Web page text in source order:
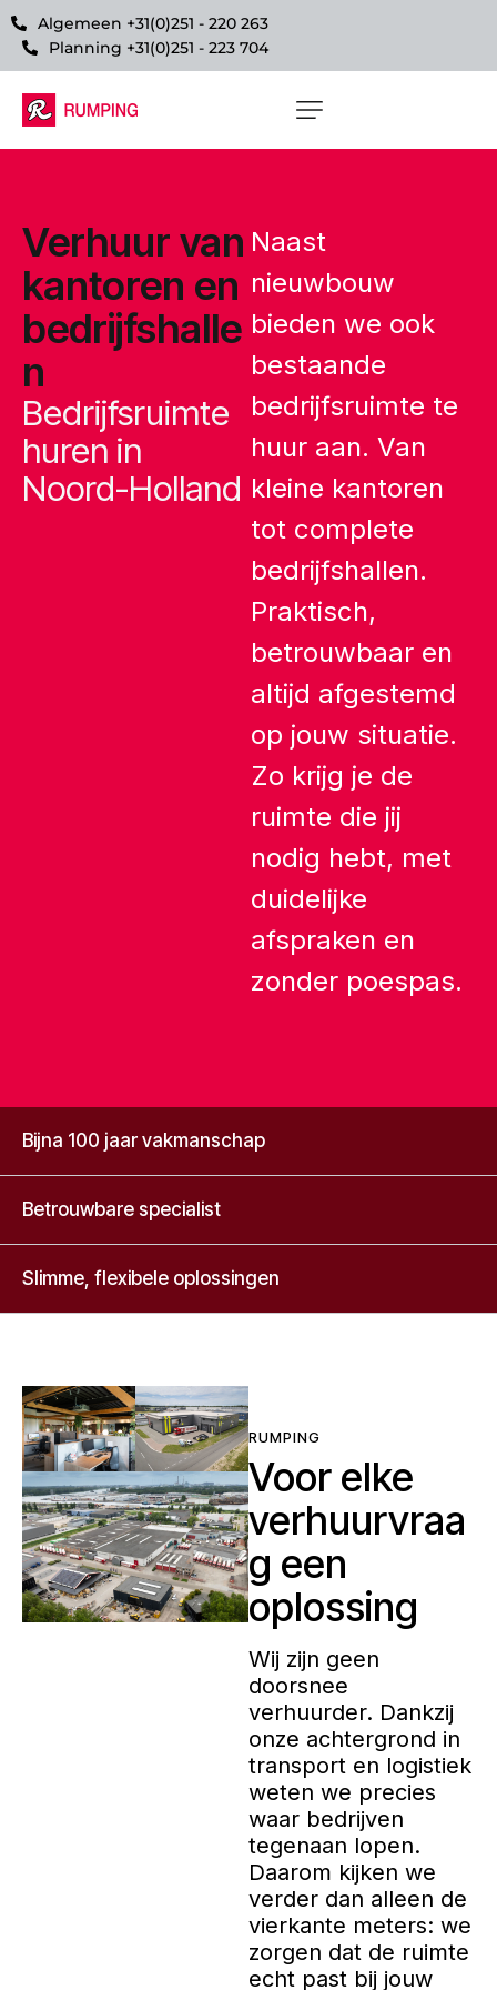
Algemeen +31(0)251 - 220 263
Planning +31(0)251 - 223 704
Verhuur van
kantoren en
bedrijfshalle
n
Bedrijfsruimte
huren in
Noord-Holland
Naast
nieuwbouw
bieden we ook
bestaande
bedrijfsruimte te
huur aan. Van
kleine kantoren
tot complete
bedrijfshallen.
Praktisch,
betrouwbaar en
altijd afgestemd
op jouw situatie.
Zo krijg je de
ruimte die jij
nodig hebt, met
duidelijke
afspraken en
zonder poespas.
Bijna 100 jaar vakmanschap
Betrouwbare specialist
Slimme, flexibele oplossingen
RUMPING
Voor elke
verhuurvraa
g een
oplossing
Wij zijn geen
doorsnee
verhuurder. Dankzij
onze achtergrond in
transport en logistiek
weten we precies
waar bedrijven
tegenaan lopen.
Daarom kijken we
verder dan alleen de
vierkante meters: we
zorgen dat de ruimte
echt past bij jouw